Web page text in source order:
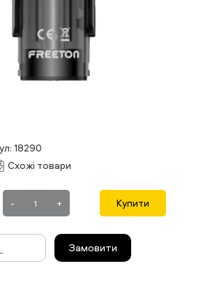
18290
Схожі товари
- + Купити
Замовити